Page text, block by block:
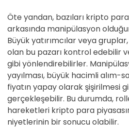
Öte yandan, bazıları kripto
arkasında manipülasyon
Büyük yatırımcılar veya
olan bu pazarı kontrol edebilir
gibi yönlendirebilirler.
yayılması, büyük hacimli alım-
fiyatın yapay olarak şişirilmesi
gerçekleşebilir. Bu durumda,
hareketleri kripto para
niyetlerinin bir sonucu olabilir.